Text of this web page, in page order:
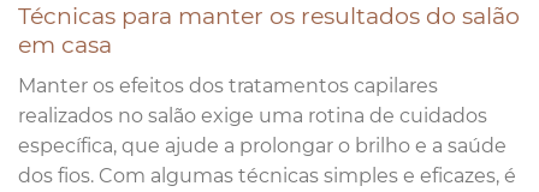
Técnicas para manter os resultados do salão
em casa
Manter os efeitos dos tratamentos capilares
realizados no salão exige uma rotina de cuidados
específica, que ajude a prolongar o brilho e a saúde
dos fios. Com algumas técnicas simples e eficazes, é